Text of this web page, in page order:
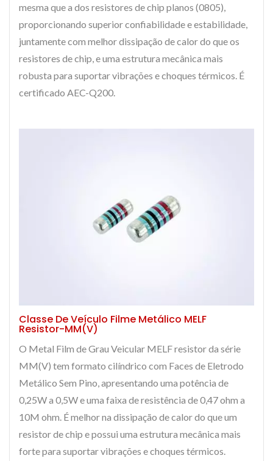
mesma que a dos resistores de chip planos (0805),
proporcionando superior confiabilidade e estabilidade,
juntamente com melhor dissipação de calor do que os
resistores de chip, e uma estrutura mecânica mais
robusta para suportar vibrações e choques térmicos. É
certificado AEC-Q200.
Classe De Veículo Filme Metálico MELF
Resistor-MM(V)
O Metal Film de Grau Veicular MELF resistor da série
MM(V) tem formato cilíndrico com Faces de Eletrodo
Metálico Sem Pino, apresentando uma potência de
0,25W a 0,5W e uma faixa de resistência de 0,47 ohm a
10M ohm. É melhor na dissipação de calor do que um
resistor de chip e possui uma estrutura mecânica mais
forte para suportar vibrações e choques térmicos.